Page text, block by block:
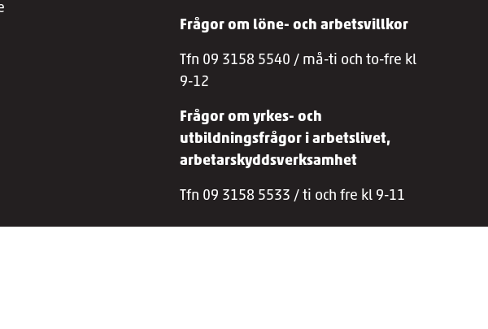
Frågor om löne- och arbetsvillkor
Tfn 09 3158 5540 / må-ti och to-fre kl
9-12
Frågor om yrkes- och
utbildningsfrågor i arbetslivet,
arbetarskyddsverksamhet
Tfn 09 3158 5533 / ti och fre kl 9-11